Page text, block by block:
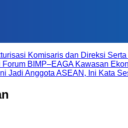
Komisaris dan Direksi
BIMP–EAGA Kawasan
Jadi Anggota ASEAN, Ini Kata